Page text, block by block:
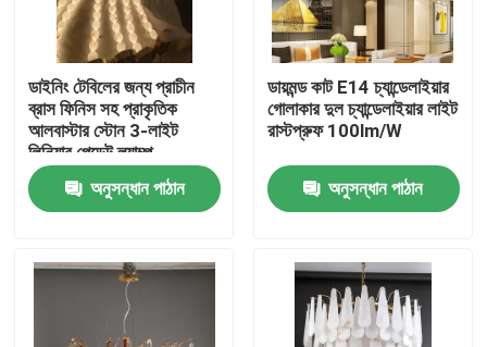
বাড়ি
পণ্য
আমাদের সম্বন্ধে
ডাইনিং টেবিলের জন্য প্রাচীন
ব্রাস ফিনিস সহ প্রাকৃতিক
আলবাস্টার স্টোন 3-লাইট
লিনিয়ার পেন্ডেন্ট ল্যাম্প
অনুসন্ধান পাঠান
ডায়মন্ড কাট E14 চ্যান্ডেলাইয়ার
গোলাকার দুল চ্যান্ডেলাইয়ার লাইট
রাস্টপ্রুফ 100lm/W
অনুসন্ধান পাঠান